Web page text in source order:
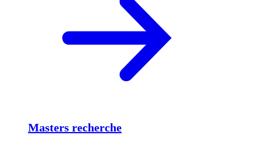
Masters recherche